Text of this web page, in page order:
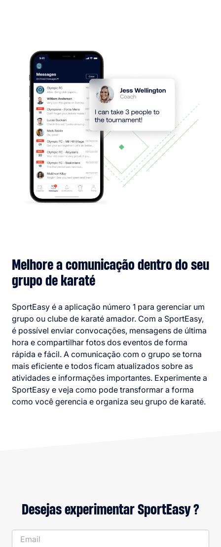
Melhore a comunicação dentro do seu
grupo de karaté
SportEasy é a aplicação número 1 para gerenciar um
grupo ou clube de karaté amador. Com a SportEasy,
é possível enviar convocações, mensagens de última
hora e compartilhar fotos dos eventos de forma
rápida e fácil. A comunicação com o grupo se torna
mais eficiente e todos ficam atualizados sobre as
atividades e informações importantes. Experimente a
SportEasy e veja como pode transformar a forma
como você gerencia e organiza seu grupo de karaté.
Desejas experimentar SportEasy ?